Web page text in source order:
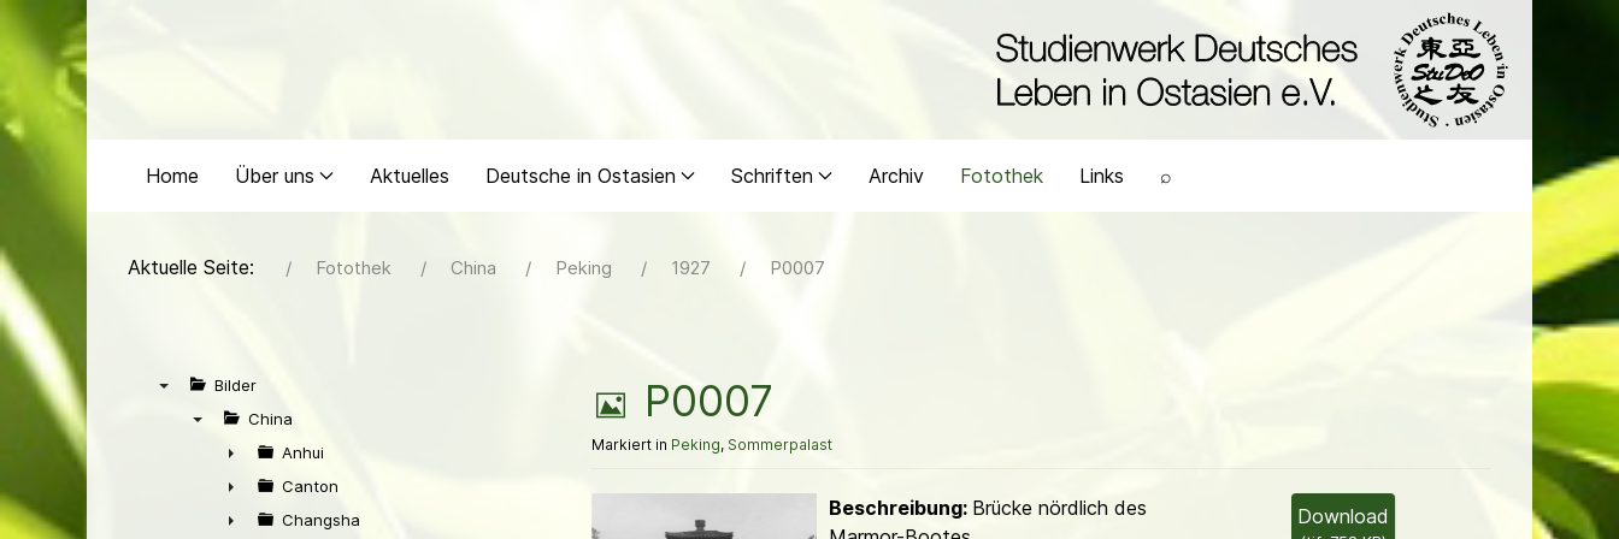
Home Über uns Aktuelles Deutsche in Ostasien Schriften Archiv Fotothek Links ⌕
Aktuelle Seite: Fotothek China Peking 1927 P0007
Bilder
China
►
Anhui
►
Canton
Changsha
B
i
l
P0007
Markiert in Peking, Sommerpalast
Download
Beschreibung: Brücke nördlich des